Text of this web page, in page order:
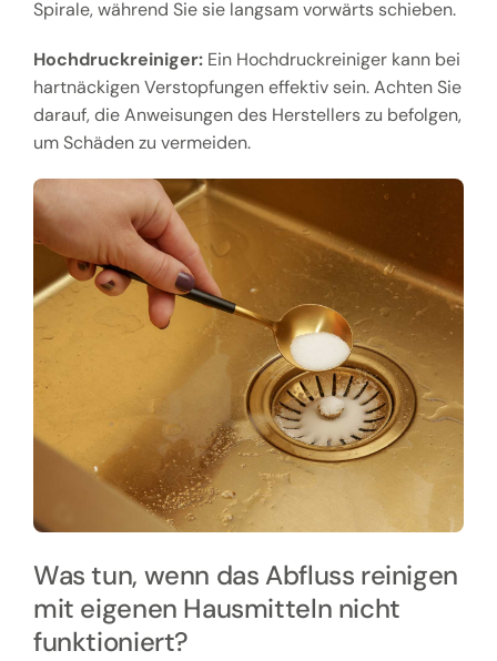
Spirale, während Sie sie langsam vorwärts schieben.
Hochdruckreiniger:Ein Hochdruckreiniger kann bei
hartnäckigen Verstopfungen effektiv sein. Achten Sie
darauf, die Anweisungen des Herstellers zu befolgen,
um Schäden zu vermeiden.
Was tun, wenn das Abfluss reinigen
mit eigenen Hausmitteln nicht
funktioniert?